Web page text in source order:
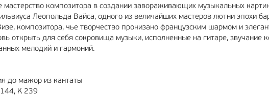
композитора в создании завораживающих музыкальных
Леопольда Вайса, одного из величайших мастеров лютни эпохи
композитора, чье творчество пронизано французским шармом и
открыть для себя сокровища музыки, исполненные на гитаре, звучание
мелодий и гармоний.
до мажор из кантаты
K 239